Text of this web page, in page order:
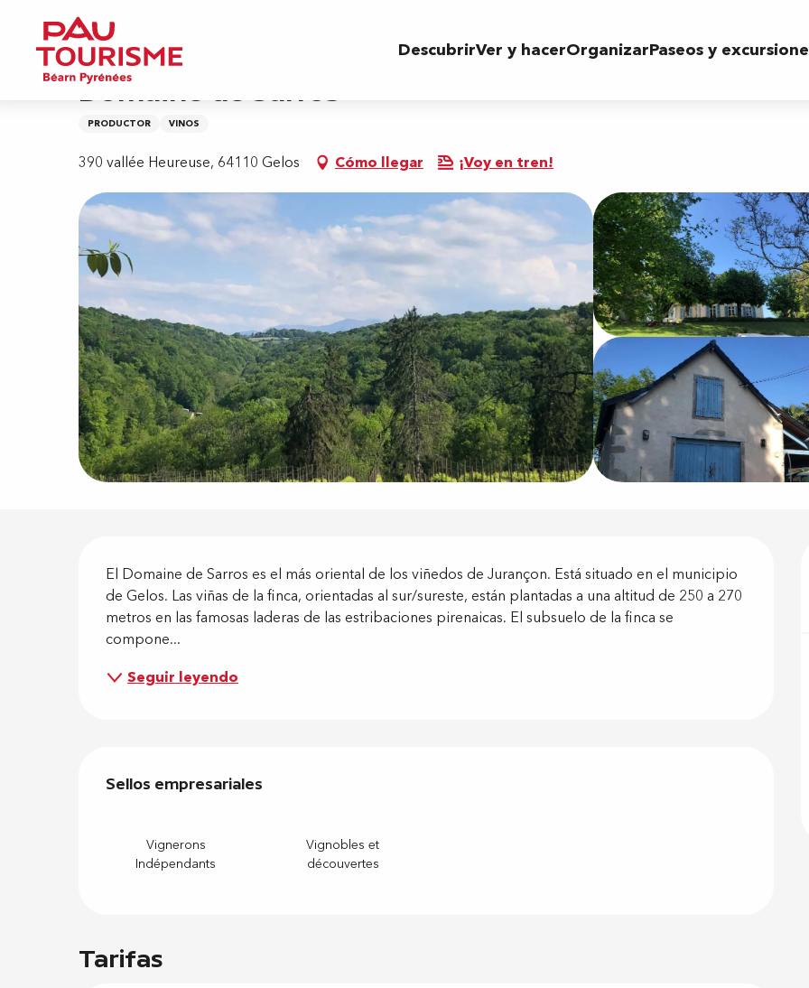
contenu
principal
DescubrirVer y hacerOrganizarPaseos y
Inicio
Domaine de Sarros
PRODUCTOR VINOS
390 vallée Heureuse, 64110 Gelos Cómo llegar ¡Voy en tren!
Descripción
El Domaine de Sarros es el más oriental de los viñedos de Jurançon. Está situado en el municipio
de Gelos. Las viñas de la finca, orientadas al sur/sureste, están plantadas a una altitud de 250 a 270
metros en las famosas laderas de las estribaciones pirenaicas. El subsuelo de la finca se
compone...
Seguir leyendo
Oferta de prestaciones
Sellos empresariales
Sellos empresariales
Vignerons
Indépendants
Vignobles et
découvertes
Tarifas